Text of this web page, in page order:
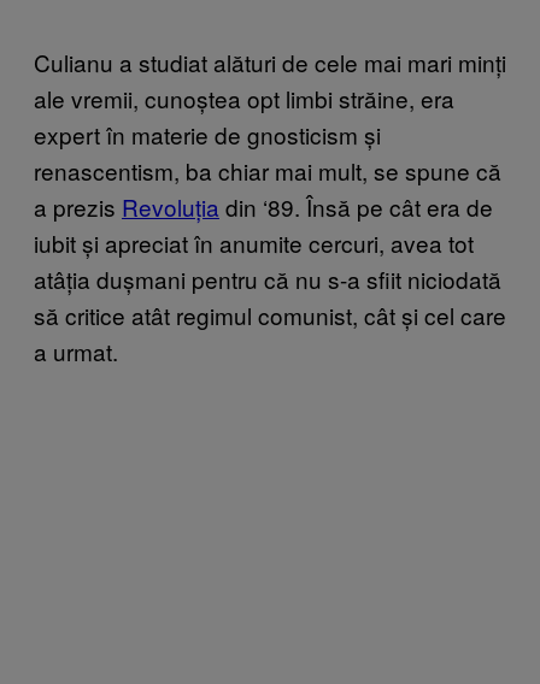
Culianu a studiat alături de cele mai mari minți
ale vremii, cunoștea opt limbi străine, era
expert în materie de gnosticism și
renascentism, ba chiar mai mult, se spune că
a prezis Revoluția din ‘89. Însă pe cât era de
iubit și apreciat în anumite cercuri, avea tot
atâția dușmani pentru că nu s-a sfiit niciodată
să critice atât regimul comunist, cât și cel care
a urmat.